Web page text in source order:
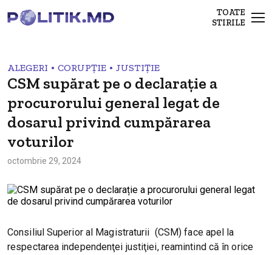
TOATE
STIRILE
ALEGERI • CORUPȚIE • JUSTIȚIE
CSM supărat pe o declarație a
procurorului general legat de
dosarul privind cumpărarea
voturilor
octombrie 29, 2024
Consiliul Superior al Magistraturii (CSM) face apel la
respectarea independenţei justiţiei, reamintind că în orice